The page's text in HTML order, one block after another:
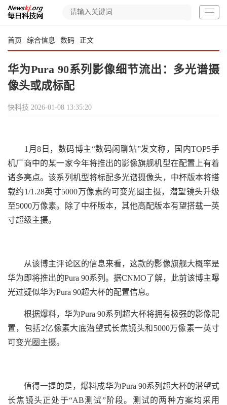
首页 综合信息 数码 正文
华为Pura 90系列影像细节流出：多光谱摄
像头或成标配
快科技 2026-01-08 13:35:20
1月8日，数码博主“数码闲聊站”发文称，国内TOP5手
机厂商中的某一家今年将推出的影像旗舰机型在配置上有着
诸多亮点。该系列机型将标配多光谱摄像头，中杯版本将搭
载约1/1.28英寸5000万像素的可变光圈主摄，潜望镜头升级
至5000万像素。除了中杯版本，其他高配版本有望搭载一英
寸超级主摄。
从该博主评论区的信息来看，这款的影像旗舰大概率是
华为即将推出的Pura 90系列。据CNMO了解，此前该博主曝
光过疑似华为Pura 90超大杯的配置信息。
根据爆料，华为Pura 90系列超大杯将拥有极强的影像配
置，包括2亿像素大底潜望式长焦镜头和5000万像素一英寸
可变光圈主摄。
值得一提的是，爆料成华为Pura 90系列超大杯的潜望式
长焦镜头正处于“AB测试”阶段。测试的两种方案均采用